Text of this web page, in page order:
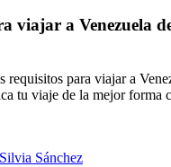
viajar a Venezuela
requisitos para viajar a
tu viaje de la mejor forma
Silvia Sánchez